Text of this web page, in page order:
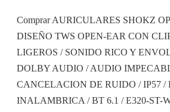
Comprar AURICULARES SHOKZ
DISEÑO TWS OPEN-EAR CON
LIGEROS / SONIDO RICO Y
DOLBY AUDIO / AUDIO
CANCELACION DE RUIDO / IP57 /
INALAMBRICA / BT 6.1 / E320-ST-